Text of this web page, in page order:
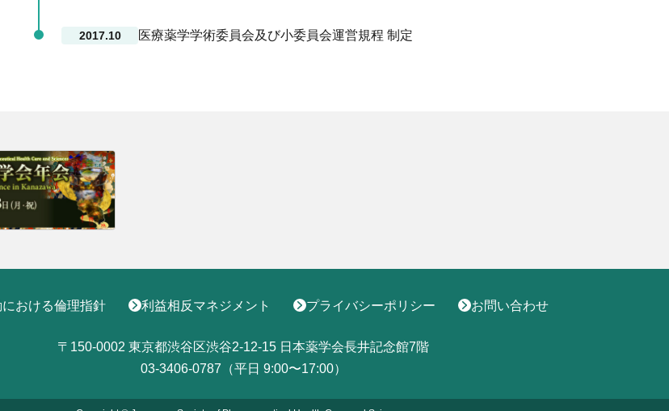
2017.10 医療薬学学術委員会及び小委員会運営規程 制定
おける倫理指針 利益相反マネジメント プライバシーポリシー お問い合わせ
〒150-0002 東京都渋谷区渋谷2-12-15 日本薬学会長井記念館7階
03-3406-0787（平日 9:00〜17:00）